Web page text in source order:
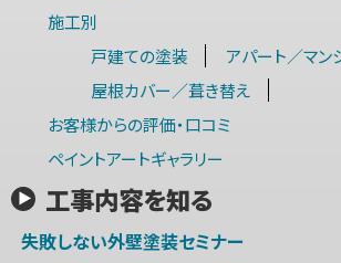
施工別
戸建ての塗装
アパート／マン
屋根カバー／葺き替え
お客様からの評価・口コミ
ペイントアートギャラリー
工事内容を知る
失敗しない外壁塗装セミナー